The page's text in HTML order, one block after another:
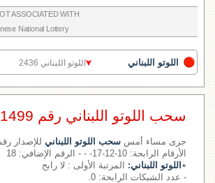
ASSOCIATED WITH
National Lottery
اللوتو اللبناني اللوتو اللبناني 2436
سحب اللوتو اللبناني رقم 1499 في 2017-04-10
جرى مساء أمس سحب اللوتو اللبناني للإصدار رقم 1499، وجاءت النتيجة على الشكل
الأرقام الرابحة: 10-12-17- - - الرقم الإضافي: 18
٭ اللوتو اللبناني: المرتبة الأولى : لا رابح
- عدد الشبكات الرابحة: 0.